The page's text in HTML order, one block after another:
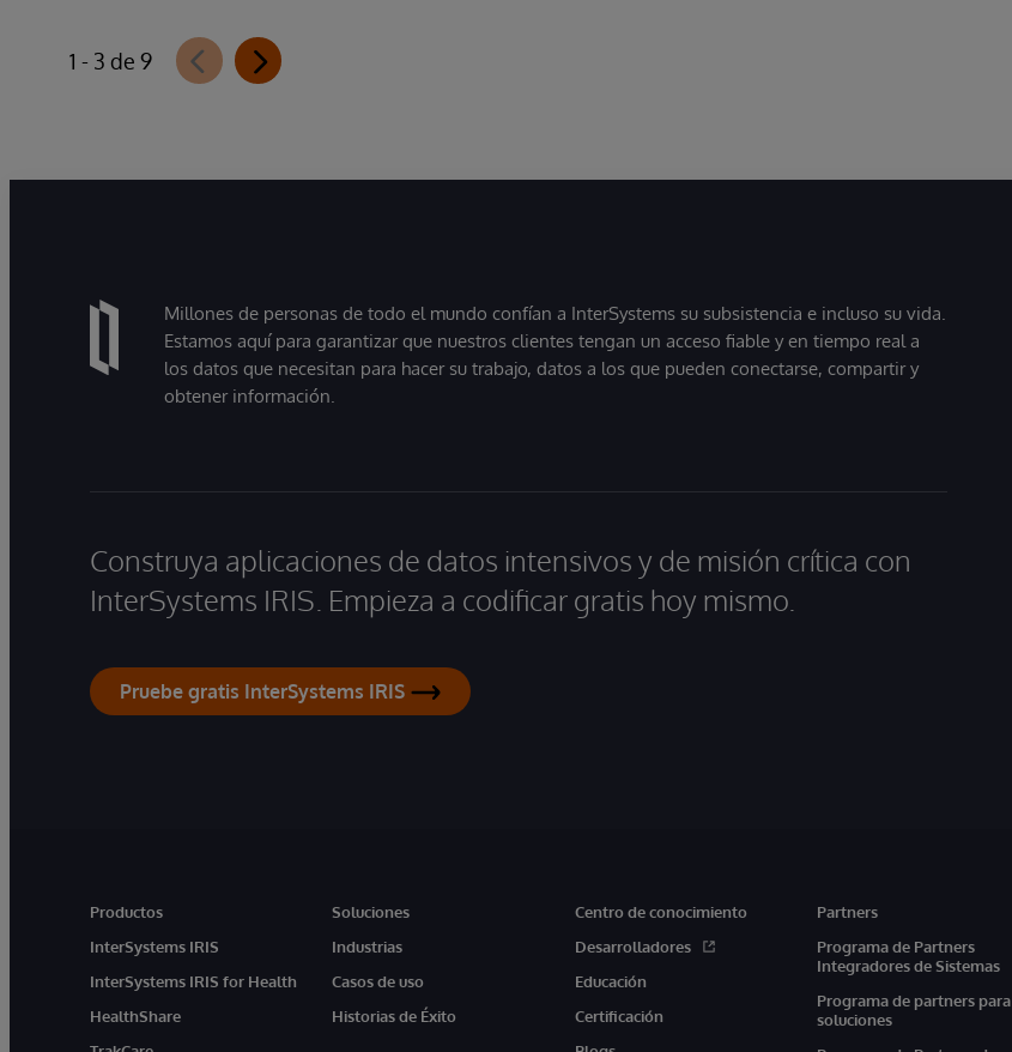
1 - 3 de 9
Millones de personas de todo el mundo confían a InterSystems su subsistencia e incluso su vida.
Estamos aquí para garantizar que nuestros clientes tengan un acceso fiable y en tiempo real a
los datos que necesitan para hacer su trabajo, datos a los que pueden conectarse, compartir y
obtener información.
Construya aplicaciones de datos intensivos y de misión crítica con
InterSystems IRIS. Empieza a codificar gratis hoy mismo.
Pruebe gratis InterSystems IRIS
Productos
InterSystems IRIS
InterSystems IRIS for Health
HealthShare
Soluciones
Industrias
Casos de uso
Historias de Éxito
Centro de conocimiento
Desarrolladores
Educación
Certificación
Partners
Programa de Partners
Integradores de Sistemas
Programa de partners para
soluciones